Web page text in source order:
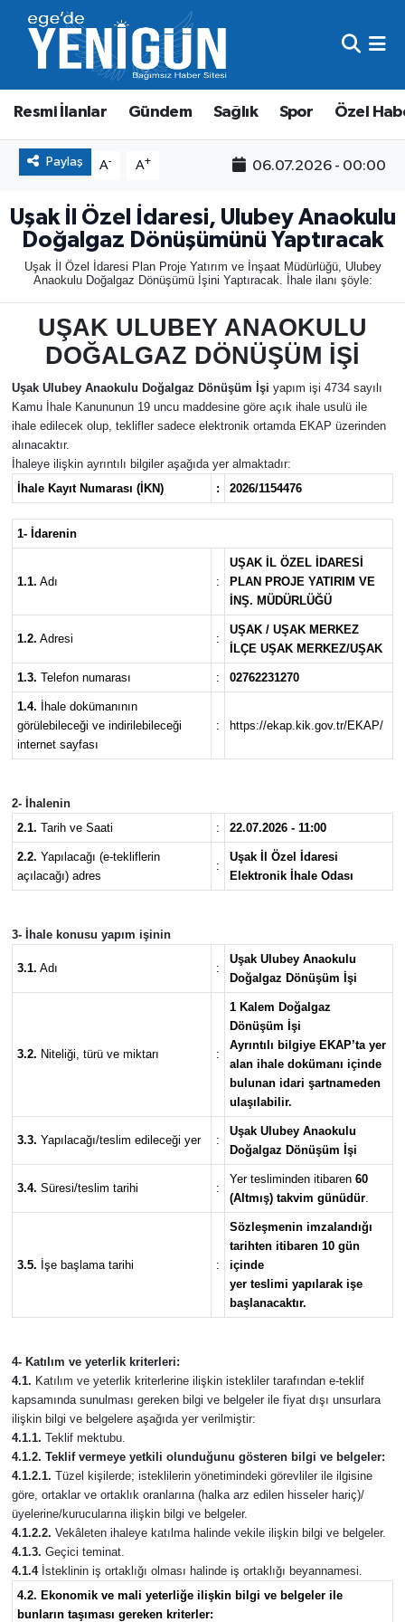
Resmi İlanlar Gündem Sağlık Spor Özel
Paylaş A- A+ 06.07.2026 - 00:00
Uşak İl Özel İdaresi, Ulubey Anaokulu
Doğalgaz Dönüşümünü Yaptıracak
Uşak İl Özel İdaresi Plan Proje Yatırım ve İnşaat Müdürlüğü, Ulubey
Anaokulu Doğalgaz Dönüşümü İşini Yaptıracak. İhale ilanı şöyle:
UŞAK ULUBEY ANAOKULU
DOĞALGAZ DÖNÜŞÜM İŞİ
Uşak Ulubey Anaokulu Doğalgaz Dönüşüm İşi yapım işi 4734 sayılı
Kamu İhale Kanununun 19 uncu maddesine göre açık ihale usulü ile
ihale edilecek olup, teklifler sadece elektronik ortamda EKAP üzerinden
alınacaktır.
İhaleye ilişkin ayrıntılı bilgiler aşağıda yer almaktadır:
İhale Kayıt Numarası (İKN)
: 2026/1154476
1- İdarenin
1.1. Adı :
UŞAK İL ÖZEL İDARESİ
PLAN PROJE YATIRIM VE
İNŞ. MÜDÜRLÜĞÜ
1.2. Adresi :
UŞAK / UŞAK MERKEZ
İLÇE UŞAK MERKEZ/UŞAK
1.3. Telefon numarası : 02762231270
1.4. İhale dokümanının
görülebileceği ve indirilebileceği
internet sayfası
: https://ekap.kik.gov.tr/EKAP/
2- İhalenin
2.1. Tarih ve Saati : 22.07.2026 - 11:00
2.2. Yapılacağı (e-tekliflerin
açılacağı) adres
:
Uşak İl Özel İdaresi
Elektronik İhale Odası
3- İhale konusu yapım işinin
3.1. Adı :
Uşak Ulubey Anaokulu
Doğalgaz Dönüşüm İşi
3.2. Niteliği, türü ve miktarı :
1 Kalem Doğalgaz
Dönüşüm İşi
Ayrıntılı bilgiye EKAP’ta yer
alan ihale dokümanı içinde
bulunan idari şartnameden
ulaşılabilir.
3.3. Yapılacağı/teslim edileceği yer :
Uşak Ulubey Anaokulu
Doğalgaz Dönüşüm İşi
3.4. Süresi/teslim tarihi :
Yer tesliminden itibaren 60
(Altmış) takvim günüdür.
3.5. İşe başlama tarihi :
Sözleşmenin imzalandığı
tarihten itibaren 10 gün
içinde
yer teslimi yapılarak işe
başlanacaktır.
4- Katılım ve yeterlik kriterleri:
4.1. Katılım ve yeterlik kriterlerine ilişkin istekliler tarafından e-teklif
kapsamında sunulması gereken bilgi ve belgeler ile fiyat dışı unsurlara
ilişkin bilgi ve belgelere aşağıda yer verilmiştir:
4.1.1. Teklif mektubu.
4.1.2. Teklif vermeye yetkili olunduğunu gösteren bilgi ve belgeler:
4.1.2.1. Tüzel kişilerde; isteklilerin yönetimindeki görevliler ile ilgisine
göre, ortaklar ve ortaklık oranlarına (halka arz edilen hisseler hariç)/
üyelerine/kurucularına ilişkin bilgi ve belgeler.
4.1.2.2. Vekâleten ihaleye katılma halinde vekile ilişkin bilgi ve belgeler.
4.1.3. Geçici teminat.
4.1.4İsteklinin iş ortaklığı olması halinde iş ortaklığı beyannamesi.
4.2. Ekonomik ve mali yeterliğe ilişkin bilgi ve belgeler ile
bunların taşıması gereken kriterler:
Resmi İlanlar
Gündem
Sağlık
Spor
Özel Haber
Beyoğlu Nöbetçi Eczaneler
Beyoğlu Hava Durumu
Beyoğlu Trafik Yoğunluk Haritası
Süper Lig Puan Durumu ve Fikstür
Tüm Manşetler
Son Dakika Haberleri
Haber Arşivi